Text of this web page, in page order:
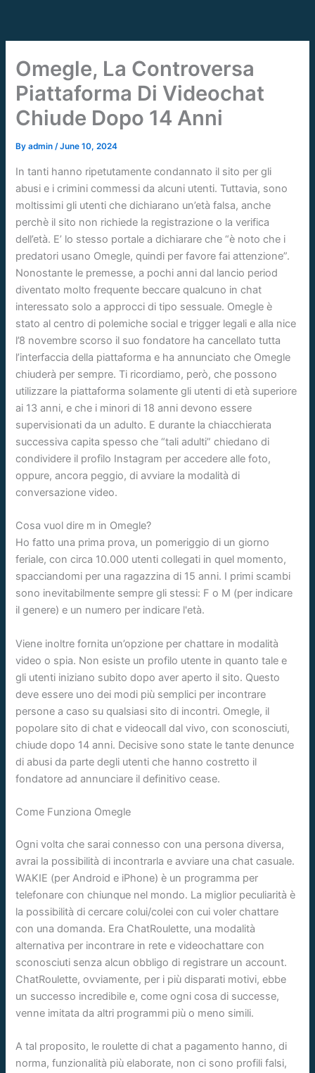
content
Omegle, La Controversa
Piattaforma Di Videochat
Chiude Dopo 14 Anni
Byadmin/June 10, 2024
In tanti hanno ripetutamente condannato il sito per gli
abusi e i crimini commessi da alcuni utenti. Tuttavia, sono
moltissimi gli utenti che dichiarano un’età falsa, anche
perchè il sito non richiede la registrazione o la verifica
dell’età. E’ lo stesso portale a dichiarare che “è noto che i
predatori usano Omegle, quindi per favore fai attenzione”.
Nonostante le premesse, a pochi anni dal lancio period
diventato molto frequente beccare qualcuno in chat
interessato solo a approcci di tipo sessuale. Omegle è
stato al centro di polemiche social e trigger legali e alla nice
l’8 novembre scorso il suo fondatore ha cancellato tutta
l’interfaccia della piattaforma e ha annunciato che Omegle
chiuderà per sempre. Ti ricordiamo, però, che possono
utilizzare la piattaforma solamente gli utenti di età superiore
ai 13 anni, e che i minori di 18 anni devono essere
supervisionati da un adulto. E durante la chiacchierata
successiva capita spesso che “tali adulti” chiedano di
condividere il profilo Instagram per accedere alle foto,
oppure, ancora peggio, di avviare la modalità di
conversazione video.
Cosa vuol dire m in Omegle?
Ho fatto una prima prova, un pomeriggio di un giorno
feriale, con circa 10.000 utenti collegati in quel momento,
spacciandomi per una ragazzina di 15 anni. I primi scambi
sono inevitabilmente sempre gli stessi: F o M (per indicare
il genere) e un numero per indicare l'età.
Viene inoltre fornita un’opzione per chattare in modalità
video o spia. Non esiste un profilo utente in quanto tale e
gli utenti iniziano subito dopo aver aperto il sito. Questo
deve essere uno dei modi più semplici per incontrare
persone a caso su qualsiasi sito di incontri. Omegle, il
popolare sito di chat e videocall dal vivo, con sconosciuti,
chiude dopo 14 anni. Decisive sono state le tante denunce
di abusi da parte degli utenti che hanno costretto il
fondatore ad annunciare il definitivo cease.
Come Funziona Omegle
Ogni volta che sarai connesso con una persona diversa,
avrai la possibilità di incontrarla e avviare una chat casuale.
WAKIE (per Android e iPhone) è un programma per
telefonare con chiunque nel mondo. La miglior peculiarità è
la possibilità di cercare colui/colei con cui voler chattare
con una domanda. Era ChatRoulette, una modalità
alternativa per incontrare in rete e videochattare con
sconosciuti senza alcun obbligo di registrare un account.
ChatRoulette, ovviamente, per i più disparati motivi, ebbe
un successo incredibile e, come ogni cosa di successe,
venne imitata da altri programmi più o meno simili.
A tal proposito, le roulette di chat a pagamento hanno, di
norma, funzionalità più elaborate, non ci sono profili falsi,